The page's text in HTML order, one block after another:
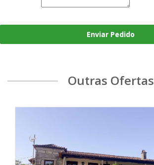
Enviar Pedido
Outras Ofertas